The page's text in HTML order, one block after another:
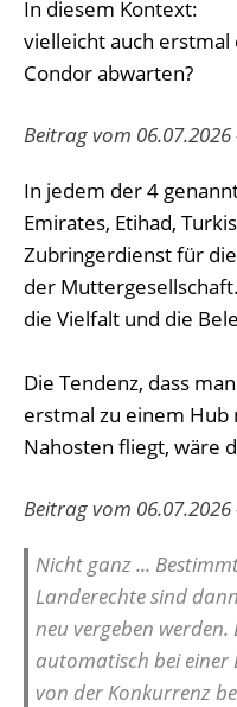
In diesem Kontext:
vielleicht auch erstmal
Condor abwarten?
Beitrag vom 06.07.2026
In jedem der 4
Emirates, Etihad,
Zubringerdienst für
der
die Vielfalt und die
Die Tendenz, dass
erstmal zu einem Hub
Nahosten fliegt, wäre
Beitrag vom 06.07.2026
Nicht ganz ...
Landerechte sind
neu vergeben
automatisch bei einer
von der Konkurrenz